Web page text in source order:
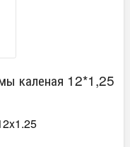
каленая 12*1,25